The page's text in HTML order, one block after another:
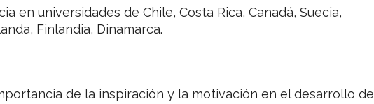
en universidades de Chile, Costa Rica, Canadá, Suecia,
Finlandia, Dinamarca.
de la inspiración y la motivación en el desarrollo de